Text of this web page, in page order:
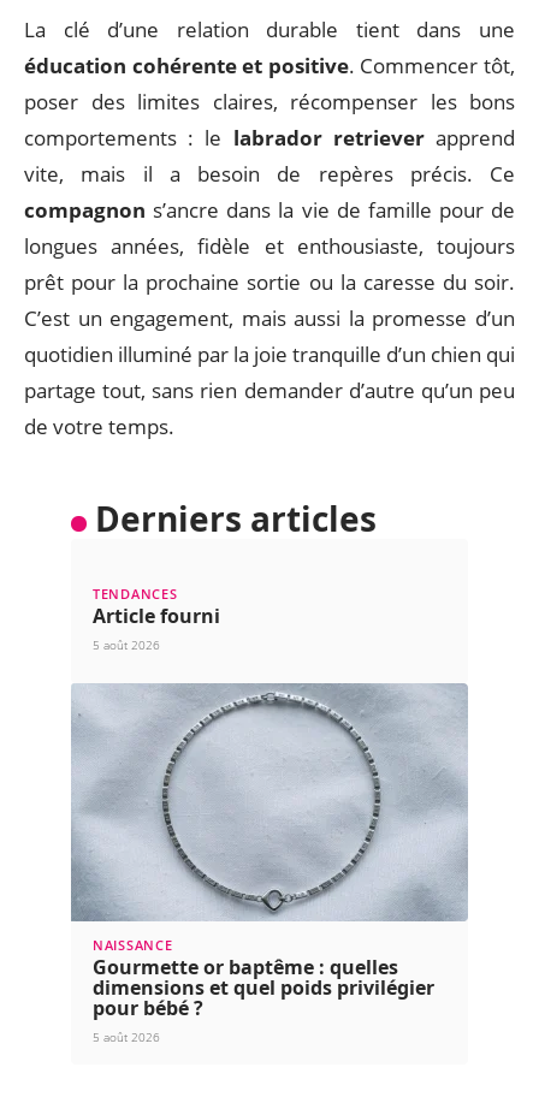
La clé d’une relation durable tient dans une
éducation cohérente et positive. Commencer tôt,
poser des limites claires, récompenser les bons
comportements : le labrador retrieverapprend
vite, mais il a besoin de repères précis. Ce
compagnon s’ancre dans la vie de famille pour de
longues années, fidèle et enthousiaste, toujours
prêt pour la prochaine sortie ou la caresse du soir.
C’est un engagement, mais aussi la promesse d’un
quotidien illuminé par la joie tranquille d’un chien qui
partage tout, sans rien demander d’autre qu’un peu
de votre temps.
Derniers articles
TENDANCES
Article fourni
5 août 2026
NAISSANCE
Gourmette or baptême : quelles
dimensions et quel poids privilégier
pour bébé ?
5 août 2026